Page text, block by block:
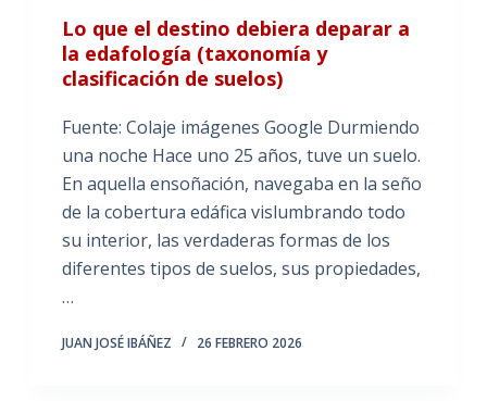
Lo que el destino debiera deparar a
la edafología (taxonomía y
clasificación de suelos)
Fuente: Colaje imágenes Google Durmiendo
una noche Hace uno 25 años, tuve un suelo.
En aquella ensoñación, navegaba en la seño
de la cobertura edáfica vislumbrando todo
su interior, las verdaderas formas de los
diferentes tipos de suelos, sus propiedades,
…
JUAN JOSÉ IBÁÑEZ 26 FEBRERO 2026